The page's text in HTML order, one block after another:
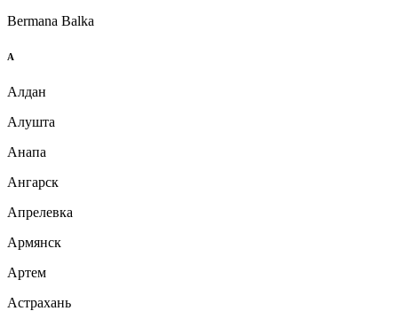
Bermana Balka
А
Алдан
Алушта
Анапа
Ангарск
Апрелевка
Армянск
Артем
Астрахань